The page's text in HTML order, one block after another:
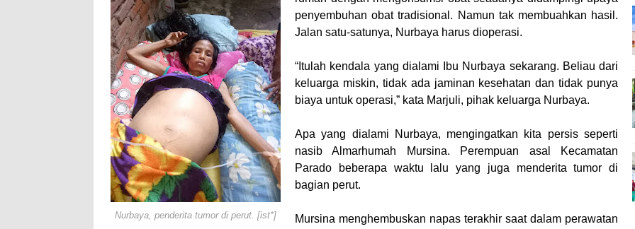
Nurbaya, penderita tumor di perut. [ist*]
penyembuhan obat tradisional. Namun tak membuahkan hasil.
Jalan satu-satunya, Nurbaya harus dioperasi.
“Itulah kendala yang dialami Ibu Nurbaya sekarang. Beliau dari
keluarga miskin, tidak ada jaminan kesehatan dan tidak punya
biaya untuk operasi,” kata Marjuli, pihak keluarga Nurbaya.
Apa yang dialami Nurbaya, mengingatkan kita persis seperti
nasib Almarhumah Mursina. Perempuan asal Kecamatan
Parado beberapa waktu lalu yang juga menderita tumor di
bagian perut.
Mursina menghembuskan napas terakhir saat dalam perawatan